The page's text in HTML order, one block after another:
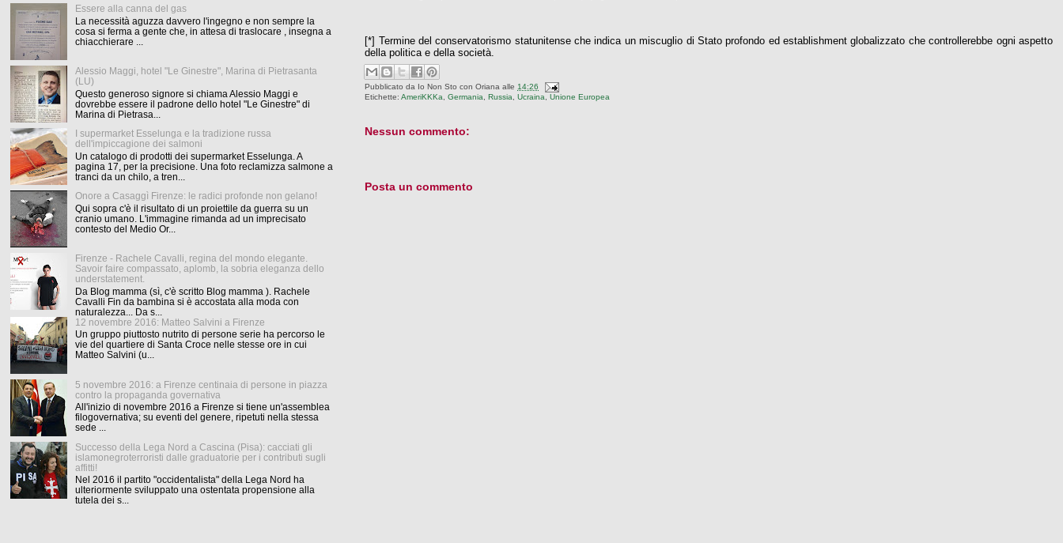
[*] Termine del conservatorismo statunitense che indica un miscuglio di Stato profondo ed establishment globalizzato che controllerebbe ogni aspetto
della politica e della società.
Pubblicato da Io Non Sto con Oriana alle 14:26
Etichette:AmeriKKKa ,Germania ,Russia ,Ucraina ,Unione Europea
Nessun commento:
Posta un commento
Essere alla canna del gas
La necessità aguzza davvero l'ingegno e non sempre la
cosa si ferma a gente che, in attesa di traslocare , insegna a
chiacchierare ...
Alessio Maggi, hotel "Le Ginestre", Marina di Pietrasanta
(LU)
Questo generoso signore si chiama Alessio Maggi e
dovrebbe essere il padrone dello hotel "Le Ginestre" di
Marina di Pietrasa...
I supermarket Esselunga e la tradizione russa
dell'impiccagione dei salmoni
Un catalogo di prodotti dei supermarket Esselunga. A
pagina 17, per la precisione. Una foto reclamizza salmone a
tranci da un chilo, a tren...
Onore a Casaggì Firenze: le radici profonde non gelano!
Qui sopra c'è il risultato di un proiettile da guerra su un
cranio umano. L'immagine rimanda ad un imprecisato
contesto del Medio Or...
Firenze - Rachele Cavalli, regina del mondo elegante.
Savoir faire compassato, aplomb, la sobria eleganza dello
understatement.
Da Blog mamma (sì, c'è scritto Blog mamma ). Rachele
Cavalli Fin da bambina si è accostata alla moda con
naturalezza... Da s...
12 novembre 2016: Matteo Salvini a Firenze
Un gruppo piuttosto nutrito di persone serie ha percorso le
vie del quartiere di Santa Croce nelle stesse ore in cui
Matteo Salvini (u...
5 novembre 2016: a Firenze centinaia di persone in piazza
contro la propaganda governativa
All'inizio di novembre 2016 a Firenze si tiene un'assemblea
filogovernativa; su eventi del genere, ripetuti nella stessa
sede ...
Successo della Lega Nord a Cascina (Pisa): cacciati gli
islamonegroterroristi dalle graduatorie per i contributi sugli
affitti!
Nel 2016 il partito "occidentalista" della Lega Nord ha
ulteriormente sviluppato una ostentata propensione alla
tutela dei s...